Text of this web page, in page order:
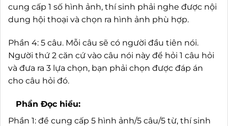
cung cấp 1 số hình ảnh, thí sinh phải nghe được nội
dung hội thoại và chọn ra hình ảnh phù hợp.
Phần 4: 5 câu. Mỗi câu sẽ có người đầu tiên nói.
Người thứ 2 căn cứ vào câu nói này để hỏi 1 câu hỏi
và đưa ra 3 lựa chọn, bạn phải chọn được đáp án
cho câu hỏi đó.
Phần Đọc hiểu:
Phần 1: đề cung cấp 5 hình ảnh/5 câu/5 từ, thí sinh